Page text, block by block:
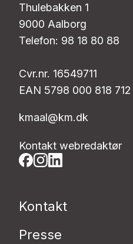
Thulebakken 1
9000 Aalborg
Telefon: 98 18 80 88
Cvr.nr. 16549711
EAN 5798 000 818 712
kmaal@km.dk
Kontakt webredaktør
Kontakt
Presse